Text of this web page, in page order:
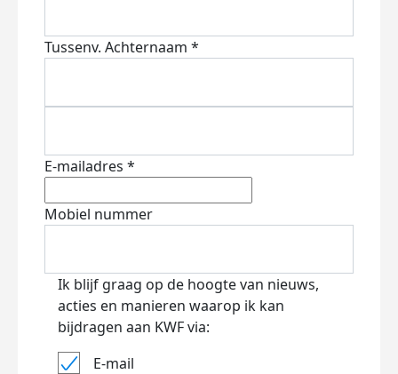
Tussenv. Achternaam *
E-mailadres *
Mobiel nummer
Ik blijf graag op de hoogte van nieuws,
acties en manieren waarop ik kan
bijdragen aan KWF via:
E-mail